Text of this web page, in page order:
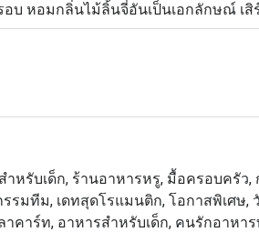
บ หอมกลิ่นไม้ลิ้นจี่อันเป็นเอกลักษณ์ เสิ
มียดละไมให้ทุกคำที่ลิ้มลอง นอกจากนี้ยั
เท้าและกระเทียม ที่ทั้งสดใหม่และกลม
เหมาะสำหรับทั้งมื้ออาหารส่วนตัวสุดพิเ
ง ถ้าคุณกำลังมองหาร้านอาหารจีนที่ผ
นอาหารสุดหรู ร้านเฟย ยา คือจุดหมาย
ำหรับเด็ก, ร้านอาหารหรู, มื้อครอบครัว,
รมทีม, เดทสุดโรแมนติก, โอกาสพิเศษ,
คาร์ท, อาหารสำหรับเด็ก, คนรักอาหาร